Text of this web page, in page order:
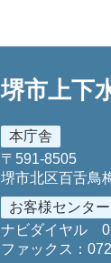
堺市上下
本庁舎
〒591-8505
堺市北区百舌鳥
お客様センター
ナビダイヤル
ファックス：